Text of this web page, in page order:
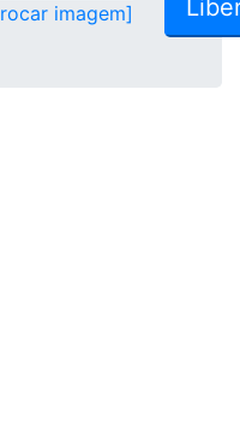
imagem]